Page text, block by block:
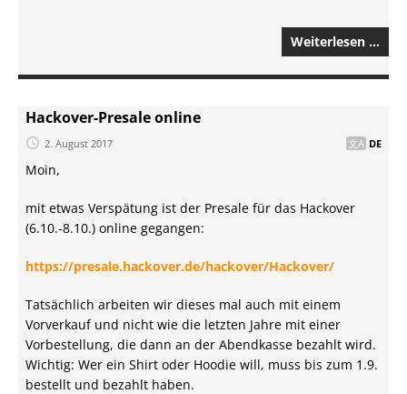
Weiterlesen …
Hackover-Presale online
2. August 2017 DE
Moin,
mit etwas Verspätung ist der Presale für das Hackover
(6.10.-8.10.) online gegangen:
https://presale.hackover.de/hackover/Hackover/
Tatsächlich arbeiten wir dieses mal auch mit einem
Vorverkauf und nicht wie die letzten Jahre mit einer
Vorbestellung, die dann an der Abendkasse bezahlt wird.
Wichtig: Wer ein Shirt oder Hoodie will, muss bis zum 1.9.
bestellt und bezahlt haben.